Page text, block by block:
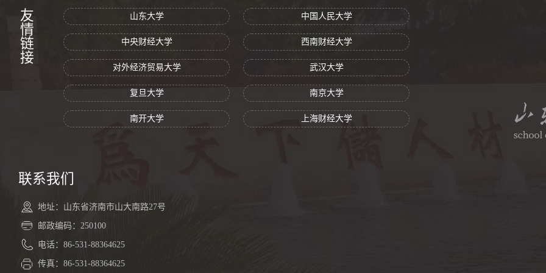
友情链接 山东大学 中国人民大学
中央财经大学 西南财经大学
对外经济贸易大学 武汉大学
复旦大学 南京大学
南开大学 上海财经大学
联系我们
地址：山东省济南市山大南路27号
邮政编码：250100
电话：86-531-88364625
传真：86-531-88364625